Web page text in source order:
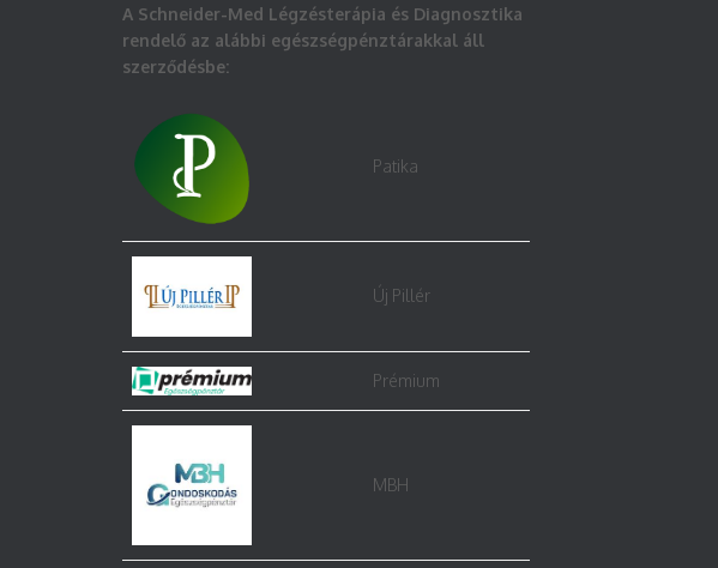
A Schneider-Med Légzésterápia és Diagnosztika
rendelő az alábbi egészségpénztárakkal áll
szerződésbe:
Patika
Új Pillér
Prémium
MBH